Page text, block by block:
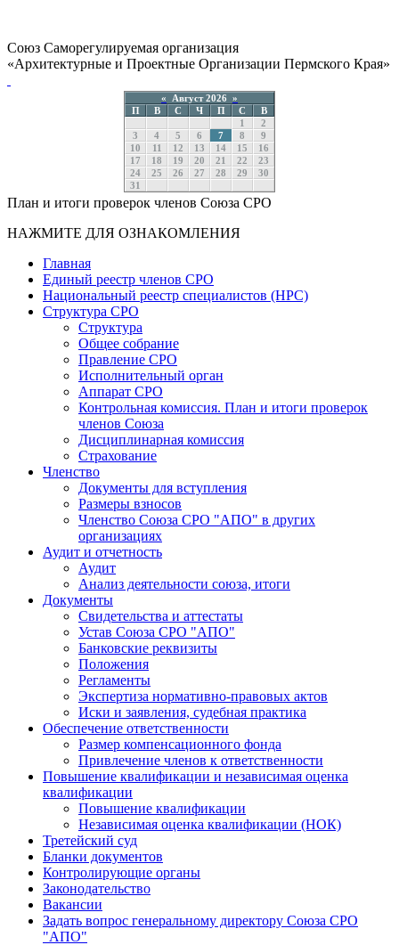
Союз Саморегулируемая организация
«Архитектурные и Проектные Организации Пермского Края»
« Август 2026 »
П
В С Ч П С
В
1
2
3
4 5 6 7 8
9
10
11 12 13 14 15
16
17
18 19 20 21 22
23
24
25 26 27 28 29
30
31
План и итоги проверок членов Союза СРО
НАЖМИТЕ ДЛЯ ОЗНАКОМЛЕНИЯ
Главная
Единый реестр членов СРО
Национальный реестр специалистов (НРС)
Структура СРО
Структура
Общее собрание
Правление СРО
Исполнительный орган
Аппарат СРО
Контрольная комиссия. План и итоги проверок
членов Союза
Дисциплинарная комиссия
Страхование
Членство
Документы для вступления
Размеры взносов
Членство Союза СРО "АПО" в других
организациях
Аудит и отчетность
Аудит
Анализ деятельности союза, итоги
Документы
Свидетельства и аттестаты
Устав Союза СРО "АПО"
Банковские реквизиты
Положения
Регламенты
Экспертиза нормативно-правовых актов
Иски и заявления, судебная практика
Обеспечение ответственности
Размер компенсационного фонда
Привлечение членов к ответственности
Повышение квалификации и независимая оценка
квалификации
Повышение квалификации
Независимая оценка квалификации (НОК)
Третейский суд
Бланки документов
Контролирующие органы
Законодательство
Вакансии
Задать вопрос генеральному директору Союза СРО
"АПО"